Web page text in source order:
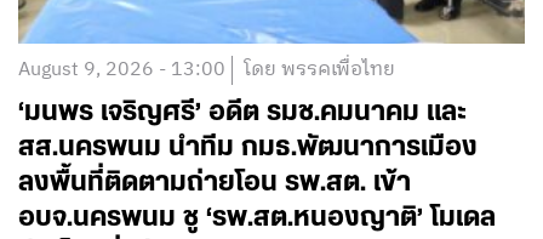
August 9, 2026 - 13:00 โดย พรรคเพื่อไทย
‘มนพร เจริญศรี’ อดีต รมช.คมนาคม และ
สส.นครพนม นำทีม กมธ.พัฒนาการเมือง
ลงพื้นที่ติดตามถ่ายโอน รพ.สต. เข้า
อบจ.นครพนม ชู ‘รพ.สต.หนองญาติ’ โมเดล